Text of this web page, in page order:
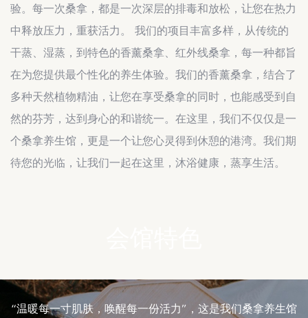
验。每一次桑拿，都是一次深层的排毒和放松，让您在热力
中释放压力，重获活力。 我们的项目丰富多样，从传统的
干蒸、湿蒸，到特色的香薰桑拿、红外线桑拿，每一种都旨
在为您提供最个性化的养生体验。我们的香薰桑拿，结合了
多种天然植物精油，让您在享受桑拿的同时，也能感受到自
然的芬芳，达到身心的和谐统一。在这里，我们不仅仅是一
个桑拿养生馆，更是一个让您心灵得到休憩的港湾。我们期
待您的光临，让我们一起在这里，沐浴健康，蒸享生活。
“温暖每一寸肌肤，唤醒每一份活力”，这是我们桑拿养生馆